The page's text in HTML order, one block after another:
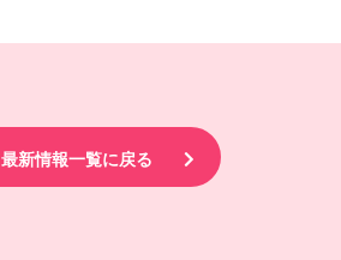
最新情報一覧に戻る